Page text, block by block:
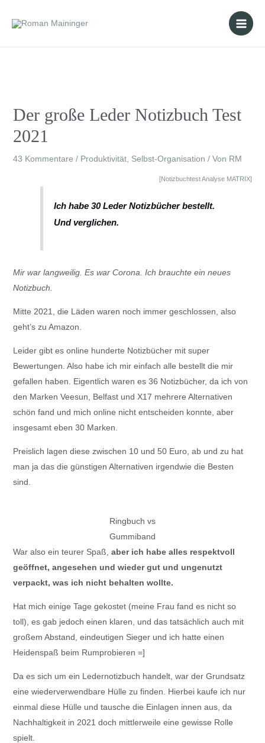
Der große Leder Notizbuch Test
2021
43 Kommentare / Produktivität, Selbst-Organisation / Von RM
[Notizbuchtest Analyse MATRIX]
Ich habe 30 Leder Notizbücher bestellt.
Und verglichen.
Mir war langweilig. Es war Corona. Ich brauchte ein neues
Notizbuch.
Mitte 2021, die Läden waren noch immer geschlossen, also
geht’s zu Amazon.
Leider gibt es online hunderte Notizbücher mit super
Bewertungen. Also habe ich mir einfach alle bestellt die mir
gefallen haben. Eigentlich waren es 36 Notizbücher, da ich von
den Marken Veesun, Belfast und X17 mehrere Alternativen
schön fand und mich online nicht entscheiden konnte, aber
insgesamt eben 30 Marken.
Preislich lagen diese zwischen 10 und 50 Euro, ab und zu hat
man ja das die günstigen Alternativen irgendwie die Besten
sind.
Ringbuch vs
Gummiband
War also ein teurer Spaß, aber ich habe alles respektvoll
geöffnet, angesehen und wieder gut und ungenutzt
verpackt, was ich nicht behalten wollte.
Hat mich einige Tage gekostet (meine Frau fand es nicht so
toll), es gab jedoch einen klaren, und das tatsächlich auch mit
großem Abstand, eindeutigen Sieger und ich hatte einen
Heidenspaß beim Rumprobieren =]
Da es sich um ein Ledernotizbuch handelt, war der Grundsatz
eine wiederverwendbare Hülle zu finden. Hierbei kaufe ich nur
einmal diese Hülle und tausche die Einlagen innen aus, da
Nachhaltigkeit in 2021 doch mittlerweile eine gewisse Rolle
spielt.